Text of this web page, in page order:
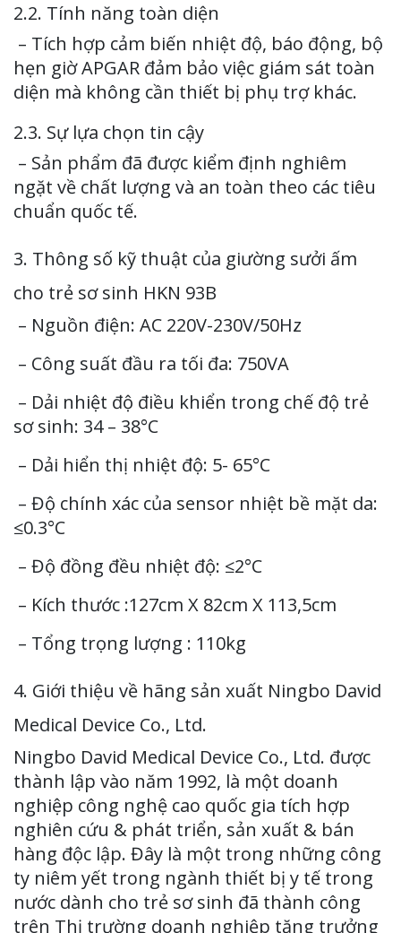
2.2. Tính năng toàn diện
– Tích hợp cảm biến nhiệt độ, báo động, bộ
hẹn giờ APGAR đảm bảo việc giám sát toàn
diện mà không cần thiết bị phụ trợ khác.
2.3. Sự lựa chọn tin cậy
– Sản phẩm đã được kiểm định nghiêm
ngặt về chất lượng và an toàn theo các tiêu
chuẩn quốc tế.
3. Thông số kỹ thuật của giường sưởi ấm
cho trẻ sơ sinh HKN 93B
– Nguồn điện: AC 220V-230V/50Hz
– Công suất đầu ra tối đa: 750VA
– Dải nhiệt độ điều khiển trong chế độ trẻ
sơ sinh: 34 – 38°C
– Dải hiển thị nhiệt độ: 5- 65°C
– Độ chính xác của sensor nhiệt bề mặt da:
≤0.3°C
– Độ đồng đều nhiệt độ: ≤2°C
– Kích thước :127cm X 82cm X 113,5cm
– Tổng trọng lượng : 110kg
4. Giới thiệu về hãng sản xuất Ningbo David
Medical Device Co., Ltd.
Ningbo David Medical Device Co., Ltd. được
thành lập vào năm 1992, là một doanh
nghiệp công nghệ cao quốc gia tích hợp
nghiên cứu & phát triển, sản xuất & bán
hàng độc lập. Đây là một trong những công
ty niêm yết trong ngành thiết bị y tế trong
nước dành cho trẻ sơ sinh đã thành công
trên Thị trường doanh nghiệp tăng trưởng